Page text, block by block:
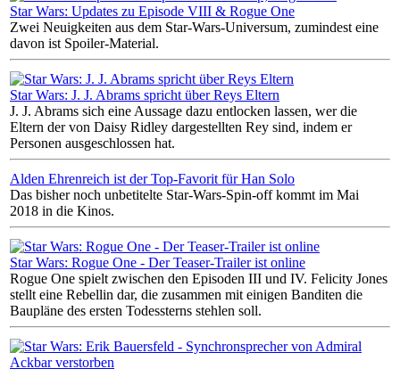
Star Wars: Updates zu Episode VIII & Rogue One
Zwei Neuigkeiten aus dem Star-Wars-Universum, zumindest eine
davon ist Spoiler-Material.
Star Wars: J. J. Abrams spricht über Reys Eltern
J. J. Abrams sich eine Aussage dazu entlocken lassen, wer die
Eltern der von Daisy Ridley dargestellten Rey sind, indem er
Personen ausgeschlossen hat.
Alden Ehrenreich ist der Top-Favorit für Han Solo
Das bisher noch unbetitelte Star-Wars-Spin-off kommt im Mai
2018 in die Kinos.
Star Wars: Rogue One - Der Teaser-Trailer ist online
Rogue One spielt zwischen den Episoden III und IV. Felicity Jones
stellt eine Rebellin dar, die zusammen mit einigen Banditen die
Baupläne des ersten Todessterns stehlen soll.